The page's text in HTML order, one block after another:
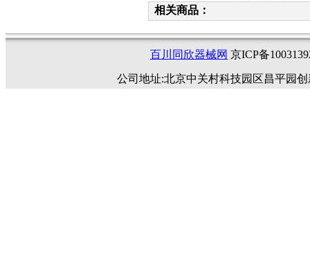
相关商品：
百川同欣器械网 京ICP备
公司地址:北京中关村科技园区昌平园